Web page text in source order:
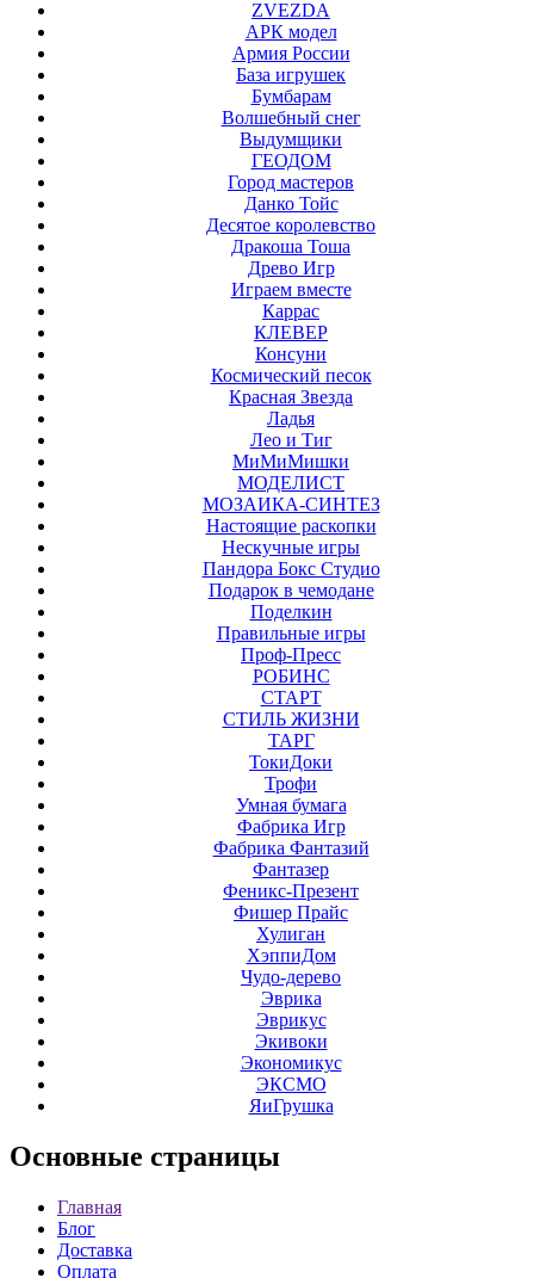
ZVEZDA
АРК модел
Армия России
База игрушек
Бумбарам
Волшебный снег
Выдумщики
ГЕОДОМ
Город мастеров
Данко Тойс
Десятое королевство
Дракоша Тоша
Древо Игр
Играем вместе
Каррас
КЛЕВЕР
Консуни
Космический песок
Красная Звезда
Ладья
Лео и Тиг
МиМиМишки
МОДЕЛИСТ
МОЗАИКА-СИНТЕЗ
Настоящие раскопки
Нескучные игры
Пандора Бокс Студио
Подарок в чемодане
Поделкин
Правильные игры
Проф-Пресс
РОБИНС
СТАРТ
СТИЛЬ ЖИЗНИ
ТАРГ
ТокиДоки
Трофи
Умная бумага
Фабрика Игр
Фабрика Фантазий
Фантазер
Феникс-Презент
Фишер Прайс
Хулиган
ХэппиДом
Чудо-дерево
Эврика
Эврикус
Экивоки
Экономикус
ЭКСМО
ЯиГрушка
Основные страницы
Главная
Блог
Доставка
Оплата